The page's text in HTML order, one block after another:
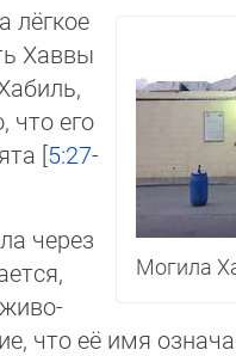
Могила
лёгкое
Хаввы
что его
[5:27-
через
что её имя